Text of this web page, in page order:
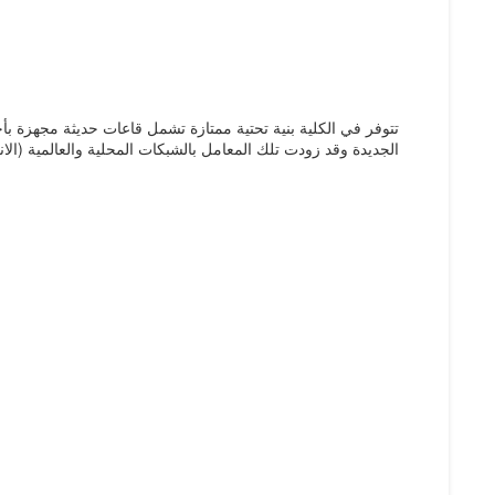
تتوفر في الكلية بنية تحتية ممتازة تشمل قاعات حديثة
الجديدة وقد زودت تلك المعامل بالشبكات المحلية والعالمية